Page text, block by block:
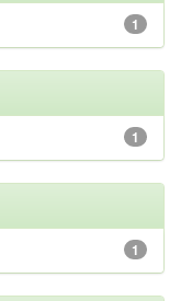
1
1
1